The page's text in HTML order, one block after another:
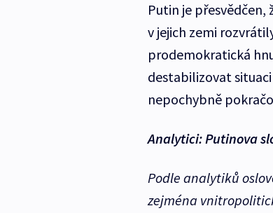
Putin je
v jejich zemi
prodemokratická
destabilizovat
nepochybně
Analytici: Putinova
Podle analytiků
zejména